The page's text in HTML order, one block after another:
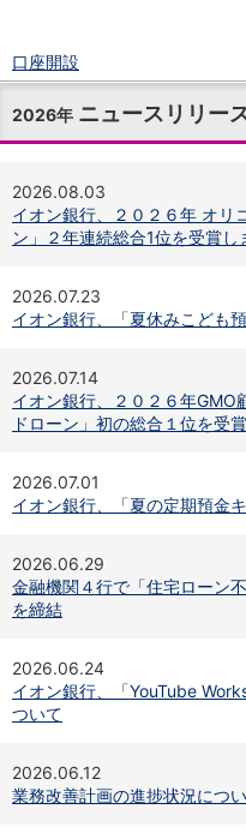
口座開設
ログイン
チャット
メニュー
預金
円預金TOP
積立式定期預金
外貨預金TOP
外貨定期預金
外貨普通預金積立
証券口座開設
投信つみたて
金銭信託
金銭信託のしくみ
取扱商品一覧
iDeCo（個人型確定拠出年金）
国民年金基金
funds
まいクラウドファンディング
2026年 ニュースリリー
2026.08.03
イオン銀行、２０２６年 オリ
ン」２年連続総合1位を受賞し
2026.07.23
イオン銀行、「夏休みこども
2026.07.14
イオン銀行、２０２６年GMO
ドローン」初の総合１位を受
2026.07.01
イオン銀行、「夏の定期預金
2026.06.29
金融機関４行で「住宅ローン
を締結
2026.06.24
イオン銀行、「YouTube
ついて
2026.06.12
業務改善計画の進捗状況につ